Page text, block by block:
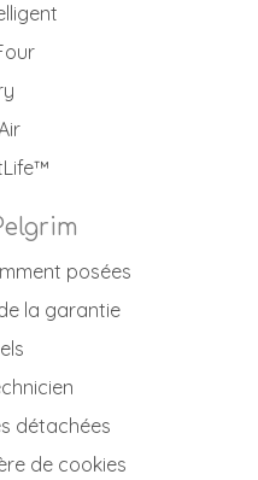
posées
la garantie
détachées
de cookies